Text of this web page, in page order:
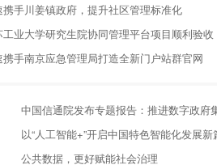
携手川姜镇政府，提升社区管理标准化
工业大学研究生院协同管理平台项目顺利验收
携手南京应急管理局打造全新门户站群官网
中国信通院发布专题报告：推进数字政府
以“人工智能+”开启中国特色智能化发展新
公共数据，更好赋能社会治理